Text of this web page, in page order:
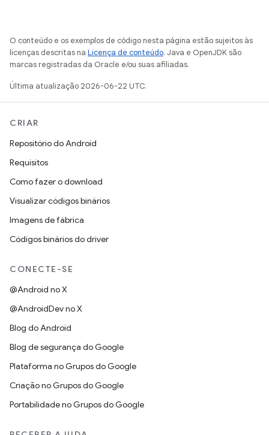
O conteúdo e os exemplos de código nesta página estão sujeitos às
licenças descritas na Licença de conteúdo. Java e OpenJDK são
marcas registradas da Oracle e/ou suas afiliadas.
Última atualização 2026-06-22 UTC.
CRIAR
Repositório do Android
Requisitos
Como fazer o download
Visualizar códigos binários
Imagens de fábrica
Códigos binários do driver
CONECTE-SE
@Android no X
@AndroidDev no X
Blog do Android
Blog de segurança do Google
Plataforma no Grupos do Google
Criação no Grupos do Google
Portabilidade no Grupos do Google